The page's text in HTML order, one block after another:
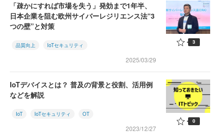
「疎かにすれば市場を失う」発効まで1年半、
日本企業を阻む欧州サイバーレジリエンス法“3
つの壁”と対策
品質向上 IoTセキュリティ
2025/03/29
3
IoTデバイスとは？ 普及の背景と役割、活用例
などを解説
IoT IoTセキュリティ OT
2023/12/27
0